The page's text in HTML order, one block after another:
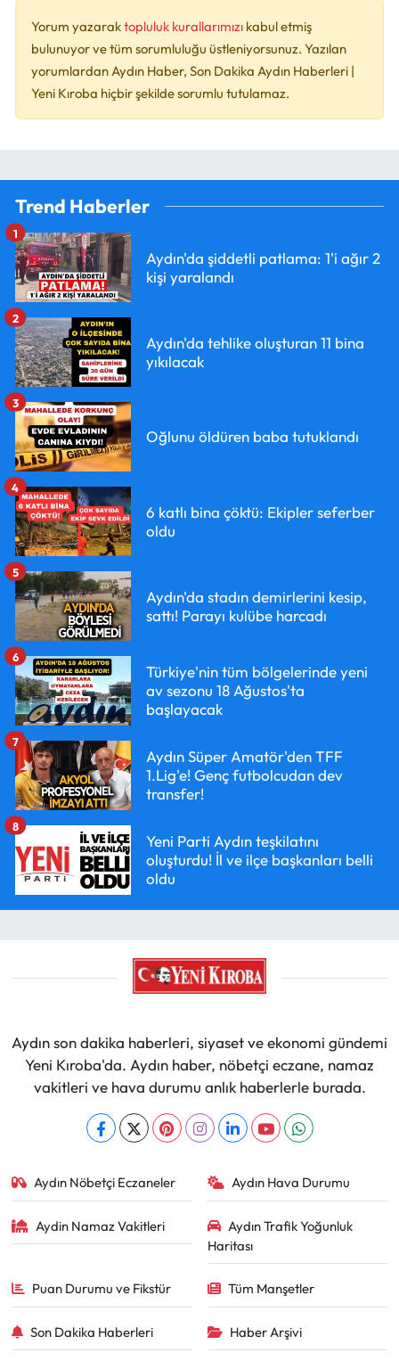
Yorum yazaraktopluluk kurallarımızı kabul etmiş
bulunuyor ve tüm sorumluluğu üstleniyorsunuz. Yazılan
yorumlardan Aydın Haber, Son Dakika Aydın Haberleri |
Yeni Kıroba hiçbir şekilde sorumlu tutulamaz.
Trend Haberler
Aydın'da şiddetli patlama: 1'i ağır 2
kişi yaralandı
1
Aydın'da tehlike oluşturan 11 bina
yıkılacak
2
Oğlunu öldüren baba tutuklandı
3
6 katlı bina çöktü: Ekipler seferber
oldu
4
Aydın'da stadın demirlerini kesip,
sattı! Parayı kulübe harcadı
5
Türkiye'nin tüm bölgelerinde yeni
av sezonu 18 Ağustos'ta
başlayacak
6
Aydın Süper Amatör'den TFF
1.Lig'e! Genç futbolcudan dev
transfer!
7
Yeni Parti Aydın teşkilatını
oluşturdu! İl ve ilçe başkanları belli
oldu
8
Aydın son dakika haberleri, siyaset ve ekonomi gündemi
Yeni Kıroba'da. Aydın haber, nöbetçi eczane, namaz
vakitleri ve hava durumu anlık haberlerle burada.
Aydın Nöbetçi Eczaneler Aydın Hava Durumu
Aydin Namaz Vakitleri
Aydın Trafik Yoğunluk
Haritası
Puan Durumu ve Fikstür Tüm Manşetler
Son Dakika Haberleri Haber Arşivi